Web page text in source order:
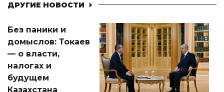
ДРУГИЕ НОВОСТИ
Без паники и
домыслов: Токаев
— о власти,
налогах и
будущем
Казахстана